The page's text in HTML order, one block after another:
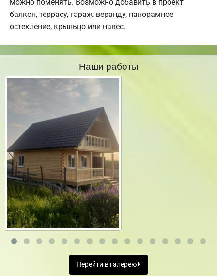
можно поменять. Возможно добавить в проект
балкон, террасу, гараж, веранду, панорамное
остекление, крыльцо или навес.
Наши работы
Перейти в галерею